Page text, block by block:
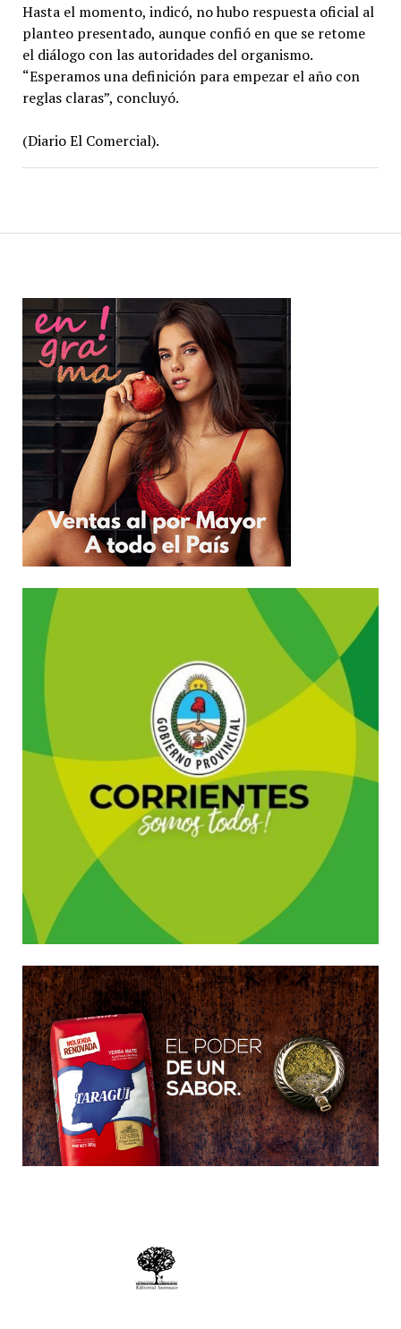
Hasta el momento, indicó, no hubo respuesta oficial al
planteo presentado, aunque confió en que se retome
el diálogo con las autoridades del organismo.
“Esperamos una definición para empezar el año con
reglas claras”, concluyó.
(Diario El Comercial).